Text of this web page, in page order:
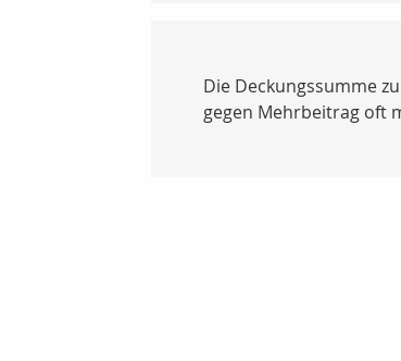
Die Deckungssumme
gegen Mehrbeitrag oft